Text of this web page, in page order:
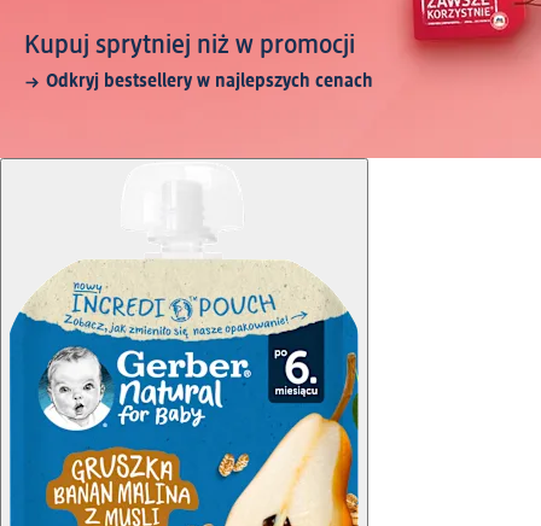
Kupuj sprytniej niż w promocji
Odkryj bestsellery w najlepszych cenach